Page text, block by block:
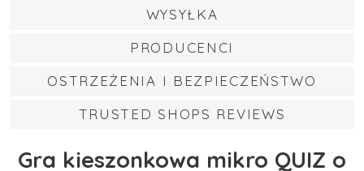
WYSYŁKA
PRODUCENCI
OSTRZEŻENIA I BEZPIECZEŃSTWO
TRUSTED SHOPS REVIEWS
Gra kieszonkowa mikro QUIZ o